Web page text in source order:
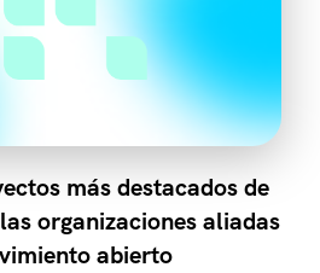
más destacados de
organizaciones aliadas
abierto